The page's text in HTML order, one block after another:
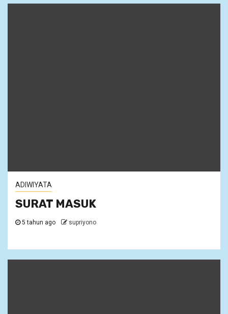
ADIWIYATA
SURAT MASUK
5 tahun ago supriyono